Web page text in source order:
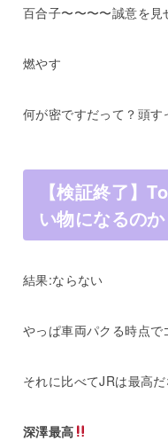
百合子〜〜〜〜誠意を
燃やす
何が密ですだって？頭す
【検証終了】
い物になるのか
結果:ならない
やっぱ車両パクる時点で
それに比べてJRは最高
深澤最高